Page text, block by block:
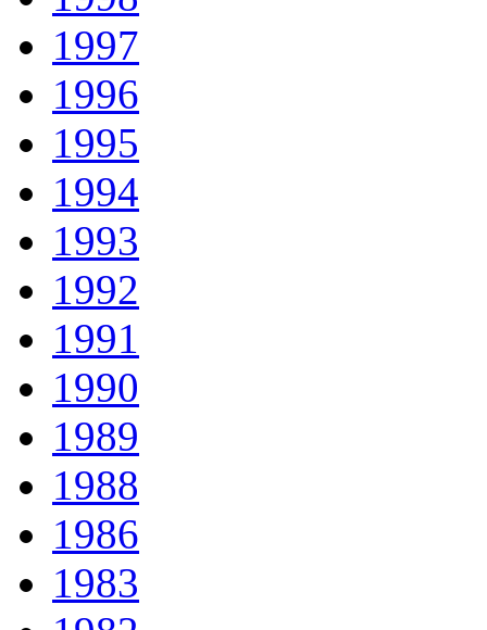
1997
1996
1995
1994
1993
1992
1991
1990
1989
1988
1986
1983